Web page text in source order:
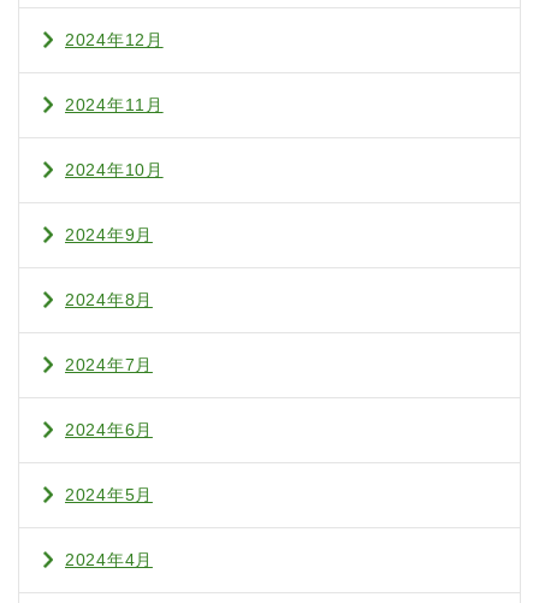
2024年12月
2024年11月
2024年10月
2024年9月
2024年8月
2024年7月
2024年6月
2024年5月
2024年4月